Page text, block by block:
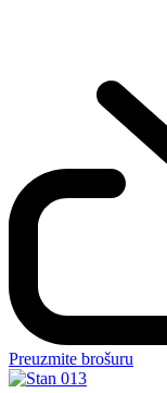
Preuzmite brošuru